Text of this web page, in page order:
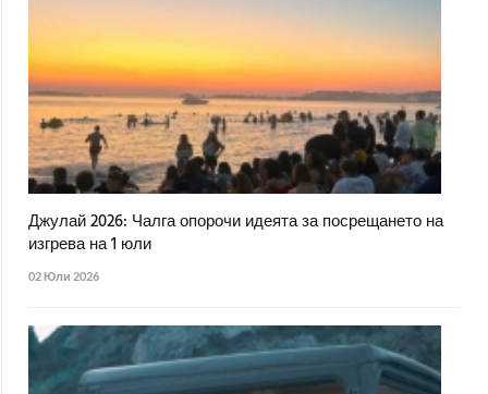
Джулай 2026: Чалга опорочи идеята за посрещането на
изгрева на 1 юли
02 Юли 2026